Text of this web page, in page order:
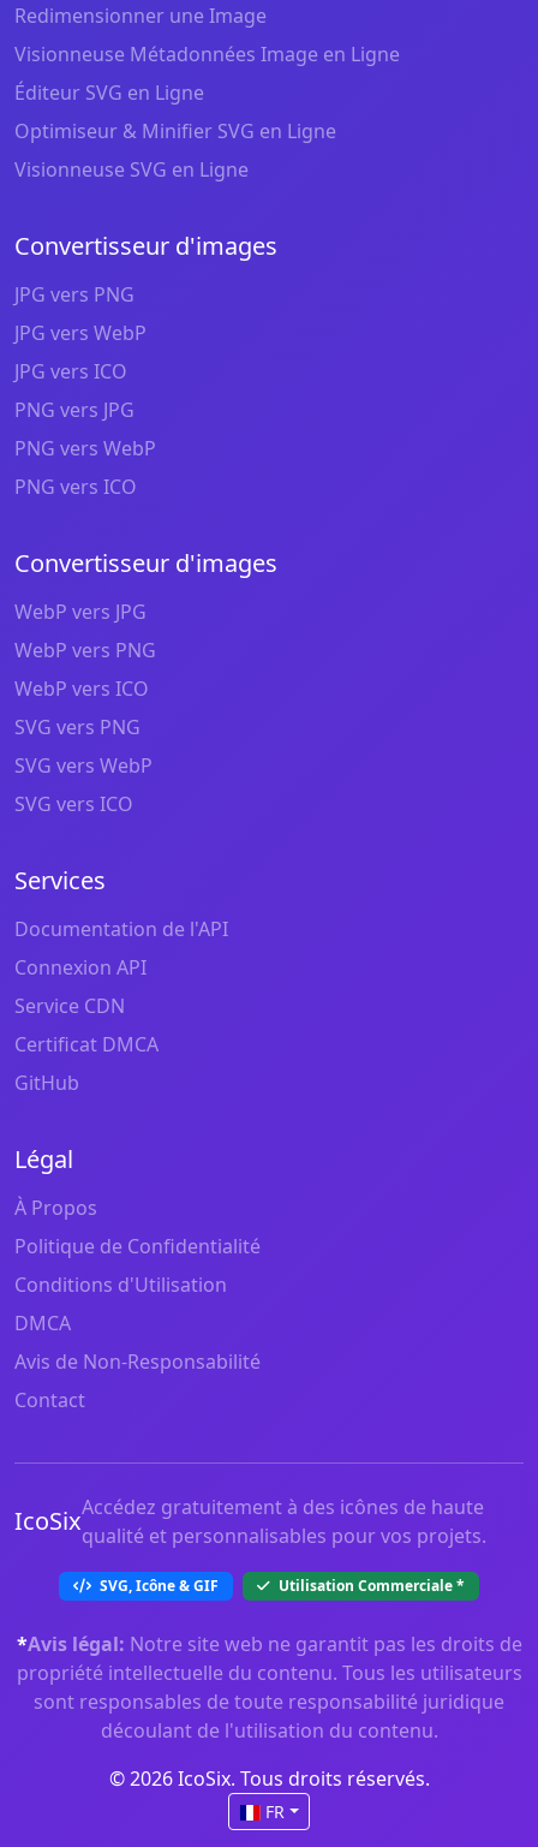
Redimensionner une Image
Visionneuse Métadonnées Image en Ligne
Éditeur SVG en Ligne
Optimiseur & Minifier SVG en Ligne
Visionneuse SVG en Ligne
Convertisseur d'images
JPG vers PNG
JPG vers WebP
JPG vers ICO
PNG vers JPG
PNG vers WebP
PNG vers ICO
Convertisseur d'images
WebP vers JPG
WebP vers PNG
WebP vers ICO
SVG vers PNG
SVG vers WebP
SVG vers ICO
Services
Documentation de l'API
Connexion API
Service CDN
Certificat DMCA
GitHub
Légal
À Propos
Politique de Confidentialité
Conditions d'Utilisation
DMCA
Avis de Non-Responsabilité
Contact
IcoSixAccédez gratuitement à des icônes de haute
qualité et personnalisables pour vos projets.
SVG, Icône & GIF Utilisation Commerciale*
*Avis légal: Notre site web ne garantit pas les droits de
propriété intellectuelle du contenu. Tous les utilisateurs
sont responsables de toute responsabilité juridique
découlant de l'utilisation du contenu.
© 2026 IcoSix. Tous droits réservés.
FR